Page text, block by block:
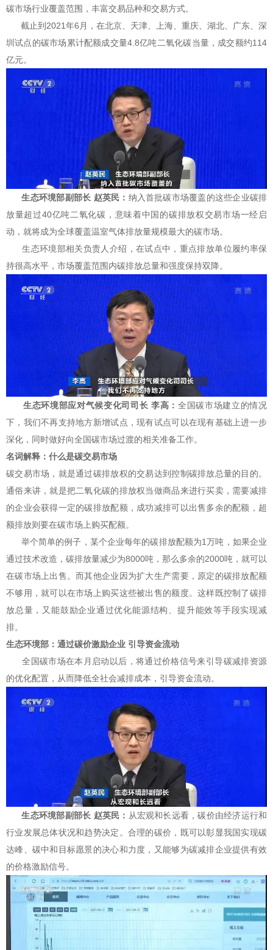
碳市场行业覆盖范围，丰富交易品种和交易方式。
截止到2021年6月，在北京、天津、上海、重庆、湖北、广东、深
圳试点的碳市场累计配额成交量4.8亿吨二氧化碳当量，成交额约114
亿元。
生态环境部副部长 赵英民： 纳入首批碳市场覆盖的这些企业碳排
放量超过40亿吨二氧化碳，意味着中国的碳排放权交易市场一经启
动，就将成为全球覆盖温室气体排放量规模最大的碳市场。
生态环境部相关负责人介绍，在试点中，重点排放单位履约率保
持很高水平，市场覆盖范围内碳排放总量和强度保持双降。
生态环境部应对气候变化司司长 李高： 全国碳市场建立的情况
下，我们不再支持地方新增试点，现有试点可以在现有基础上进一步
深化，同时做好向全国碳市场过渡的相关准备工作。
名词解释：什么是碳交易市场
碳交易市场，就是通过碳排放权的交易达到控制碳排放总量的目的。
通俗来讲，就是把二氧化碳的排放权当做商品来进行买卖，需要减排
的企业会获得一定的碳排放配额，成功减排可以出售多余的配额，超
额排放则要在碳市场上购买配额。
举个简单的例子，某个企业每年的碳排放配额为1万吨，如果企业
通过技术改造，碳排放量减少为8000吨，那么多余的2000吨，就可以
在碳市场上出售。而其他企业因为扩大生产需要，原定的碳排放配额
不够用，就可以在市场上购买这些被出售的额度。这样既控制了碳排
放总量，又能鼓励企业通过优化能源结构、提升能效等手段实现减
排。
生态环境部：通过碳价激励企业 引导资金流动
全国碳市场在本月启动以后，将通过价格信号来引导碳减排资源
的优化配置，从而降低全社会减排成本，引导资金流动。
生态环境部副部长 赵英民： 从宏观和长远看，碳价由经济运行和
行业发展总体状况和趋势决定。合理的碳价，既可以彰显我国实现碳
达峰、碳中和目标愿景的决心和力度，又能够为碳减排企业提供有效
的价格激励信号。